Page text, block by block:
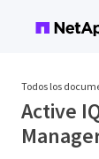
Todos los
Active